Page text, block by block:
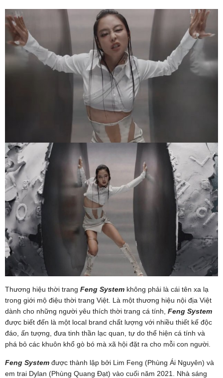
Thương hiệu thời trang Feng System không phải là cái tên xa lạ
trong giới mộ điệu thời trang Việt. Là một thương hiệu nội địa Việt
dành cho những người yêu thích thời trang cá tính, Feng System
được biết đến là một local brand chất lượng với nhiều thiết kế độc
đáo, ấn tượng, đưa tinh thần lạc quan, tự do thể hiện cá tính và
phá bỏ các khuôn khổ gò bó mà xã hội đặt ra cho mỗi con người.
Feng System được thành lập bởi Lim Feng (Phùng Ái Nguyên) và
em trai Dylan (Phùng Quang Đạt) vào cuối năm 2021. Nhà sáng